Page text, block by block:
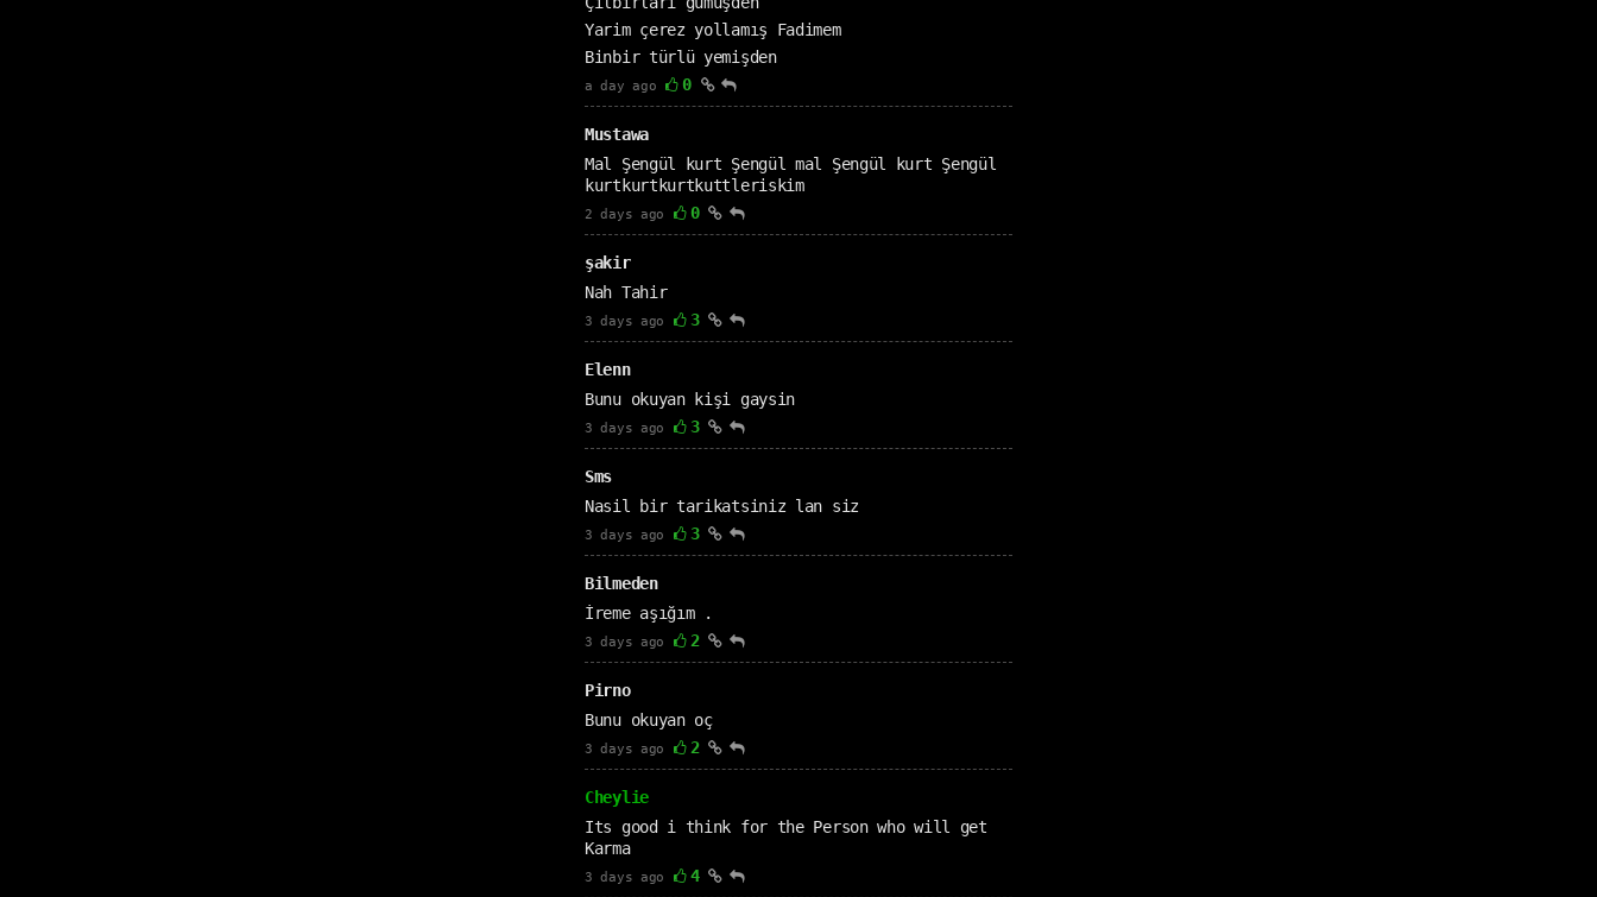
Yarim çerez yollamış Fadimem
Binbir türlü yemişden
a day ago 0
Mustawa
Mal Şengül kurt Şengül mal Şengül kurt Şengül
kurtkurtkurtkuttleriskim
2 days ago 0
şakir
Nah Tahir
3 days ago 3
Elenn
Bunu okuyan kişi gaysin
3 days ago 3
Sms
Nasil bir tarikatsiniz lan siz
3 days ago 3
Bilmeden
İreme aşığım .
3 days ago 2
Pirno
Bunu okuyan oç
3 days ago 2
Cheylie
Its good i think for the Person who will get
Karma
3 days ago 4